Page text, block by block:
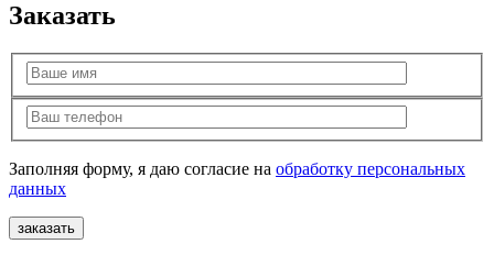
Заказать
Заполняя форму, я даю согласие на обработку персональных
данных